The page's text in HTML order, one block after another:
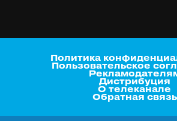
Политика
Пользовательское
Дистрибуция
О телеканале
Обратная связь